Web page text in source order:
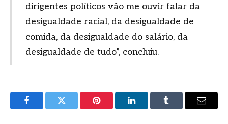
dirigentes políticos vão me ouvir falar da
desigualdade racial, da desigualdade de
comida, da desigualdade do salário, da
desigualdade de tudo”, concluiu.
FacebookTwitter Pinterest LinkedInTumblr
E-